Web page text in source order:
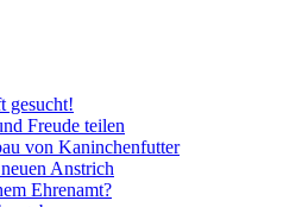
gesucht!
Freude teilen
von Kaninchenfutter
Anstrich
Ehrenamt?